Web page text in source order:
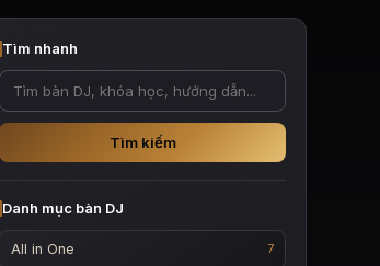
Tìm nhanh
Tìm kiếm
Danh mục bàn DJ
All in One 7